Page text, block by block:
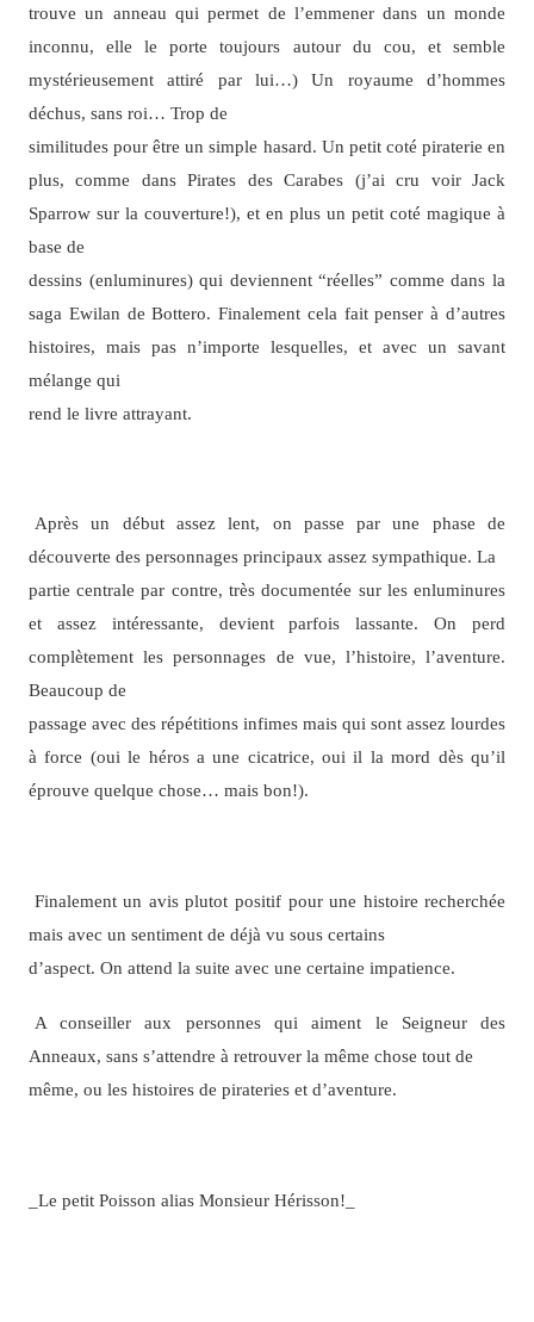
trouve un anneau qui permet de l’emmener dans un monde
inconnu, elle le porte toujours autour du cou, et semble
mystérieusement attiré par lui…) Un royaume d’hommes
déchus, sans roi… Trop de
similitudes pour être un simple hasard. Un petit coté piraterie en
plus, comme dans Pirates des Carabes (j’ai cru voir Jack
Sparrow sur la couverture!), et en plus un petit coté magique à
base de
dessins (enluminures) qui deviennent “réelles” comme dans la
saga Ewilan de Bottero. Finalement cela fait penser à d’autres
histoires, mais pas n’importe lesquelles, et avec un savant
mélange qui
rend le livre attrayant.
Après un début assez lent, on passe par une phase de
découverte des personnages principaux assez sympathique. La
partie centrale par contre, très documentée sur les enluminures
et assez intéressante, devient parfois lassante. On perd
complètement les personnages de vue, l’histoire, l’aventure.
Beaucoup de
passage avec des répétitions infimes mais qui sont assez lourdes
à force (oui le héros a une cicatrice, oui il la mord dès qu’il
éprouve quelque chose… mais bon!).
Finalement un avis plutot positif pour une histoire recherchée
mais avec un sentiment de déjà vu sous certains
d’aspect. On attend la suite avec une certaine impatience.
A conseiller aux personnes qui aiment le Seigneur des
Anneaux, sans s’attendre à retrouver la même chose tout de
même, ou les histoires de pirateries et d’aventure.
_Le petit Poisson alias Monsieur Hérisson!_